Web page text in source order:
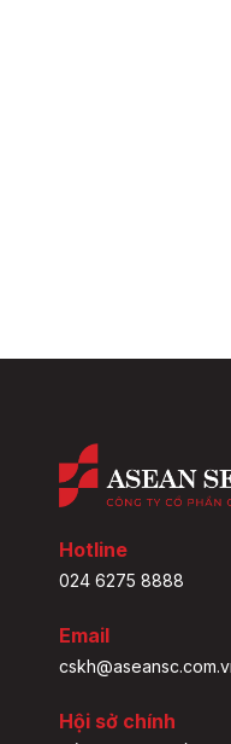
Hotline
024 6275 8888
Email
Hội sở chính